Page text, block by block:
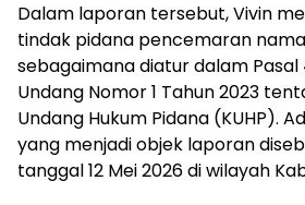
Dalam laporan tersebut, Vivin
tindak pidana pencemaran
sebagaimana diatur dalam Pasal
Undang Nomor 1 Tahun 2023
Undang Hukum Pidana (KUHP).
yang menjadi objek laporan
tanggal 12 Mei 2026 di wilayah